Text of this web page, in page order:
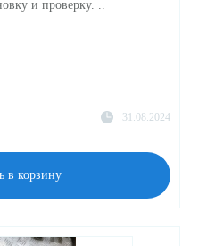
и проверку. ..
31.08.2024
в корзину